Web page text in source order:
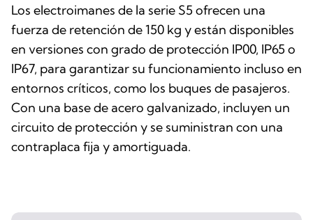
Los electroimanes de la serie S5 ofrecen una
fuerza de retención de 150 kg y están disponibles
en versiones con grado de protección IP00, IP65 o
IP67, para garantizar su funcionamiento incluso en
entornos críticos, como los buques de pasajeros.
Con una base de acero galvanizado, incluyen un
circuito de protección y se suministran con una
contraplaca fija y amortiguada.